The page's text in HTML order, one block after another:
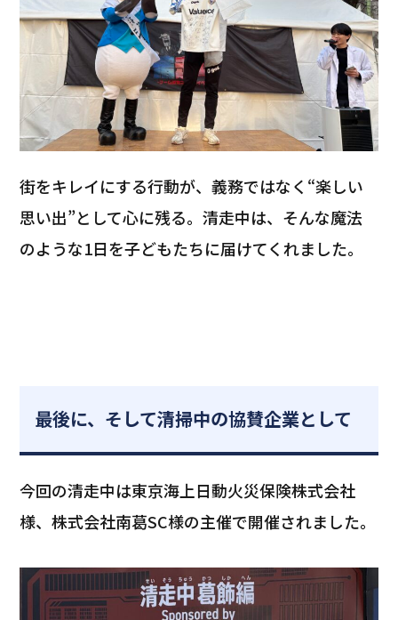
街をキレイにする行動が、義務ではなく“楽しい
思い出”として心に残る。清走中は、そんな魔法
のような1日を子どもたちに届けてくれました。
最後に、そして清掃中の協賛企業として
今回の清走中は東京海上日動火災保険株式会社
様、株式会社南葛SC様の主催で開催されました。